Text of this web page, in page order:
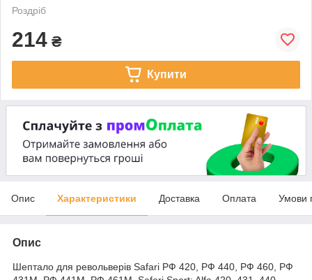
Роздріб
214 ₴
Купити
Опис Характеристики Доставка Оплата Умови
Опис
Шептало для револьверів Safari РФ 420, РФ 440, РФ 460, РФ